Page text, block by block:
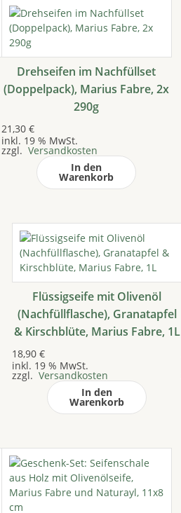
Drehseifen im Nachfüllset
(Doppelpack), Marius Fabre, 2x
290g
21,30 €
inkl. 19 % MwSt.
zzgl. Versandkosten
In den
Warenkorb
Flüssigseife mit Olivenöl
(Nachfüllflasche), Granatapfel
& Kirschblüte, Marius Fabre, 1L
18,90 €
inkl. 19 % MwSt.
zzgl. Versandkosten
In den
Warenkorb